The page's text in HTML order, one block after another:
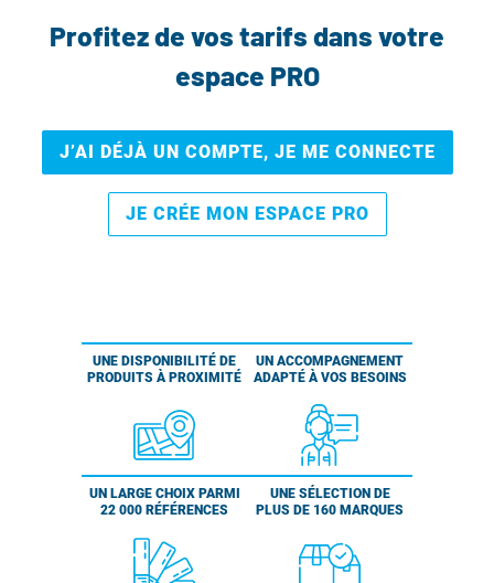
Profitez de vos tarifs dans votre
espace PRO
J’AI DÉJÀ UN COMPTE, JE ME CONNECTE
JE CRÉE MON ESPACE PRO
UNE DISPONIBILITÉ DE
PRODUITS À PROXIMITÉ
UN ACCOMPAGNEMENT
ADAPTÉ À VOS BESOINS
UN LARGE CHOIX PARMI
22 000 RÉFÉRENCES
UNE SÉLECTION DE
PLUS DE 160 MARQUES